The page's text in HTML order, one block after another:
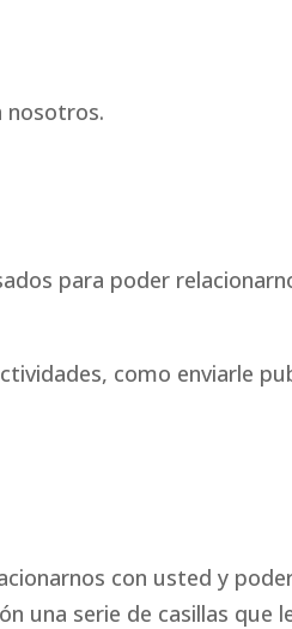
nosotros.
para poder
como enviarle
con usted y
una serie de casillas que